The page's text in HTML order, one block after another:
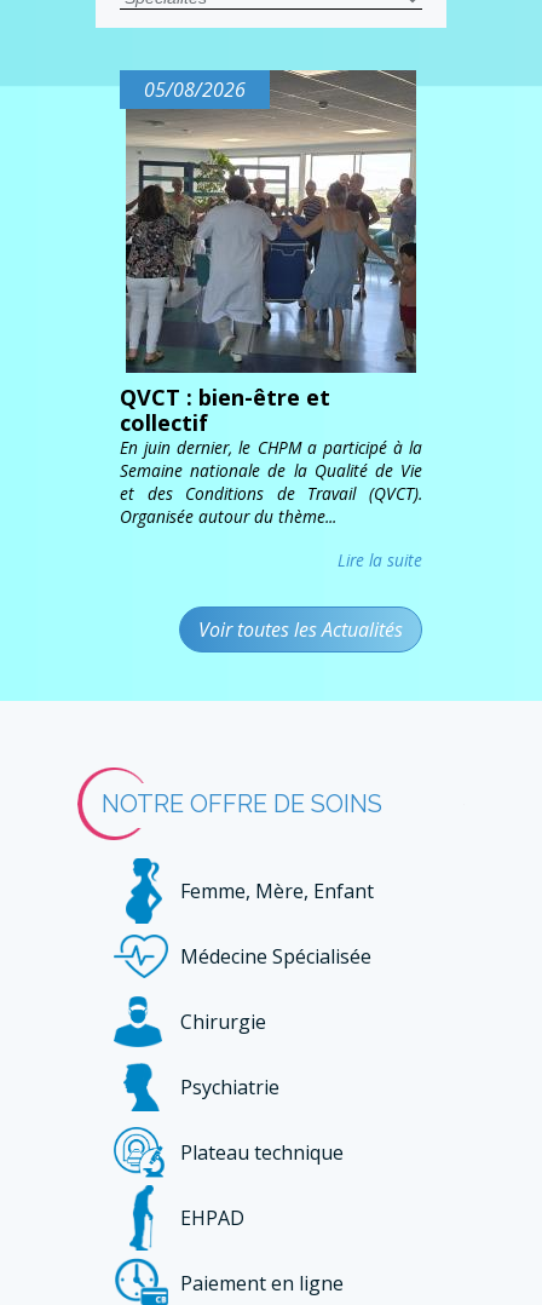
QVCT : bien-être et
collectif
05/08/2026
En juin dernier, le CHPM a participé à la
Semaine nationale de la Qualité de Vie
et des Conditions de Travail (QVCT).
Organisée autour du thème...
Lire la suite
Voir toutes les Actualités
NOTRE OFFRE DE SOINS
Femme, Mère, Enfant
Médecine Spécialisée
Chirurgie
Psychiatrie
Plateau technique
EHPAD
Paiement en ligne